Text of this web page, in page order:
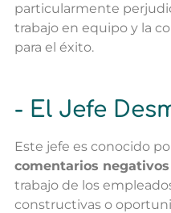
particularmente
trabajo en equipo y la
para el éxito.
- El Jefe
Este jefe es conocido
comentarios
trabajo de los
constructivas o